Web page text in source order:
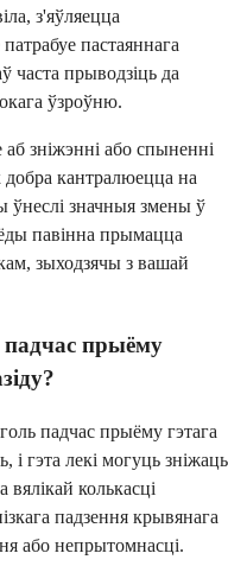
з'яўляецца
пастаяннага
часта прыводзіць да
ўзроўню.
зніжэнні або спыненні
кантралюецца на
ўнеслі значныя змены ў
павінна прымацца
зыходзячы з вашай
прыёму
падчас прыёму гэтага
і гэта лекі могуць зніжаць
колькасці
падзення крывянага
або непрытомнасці.